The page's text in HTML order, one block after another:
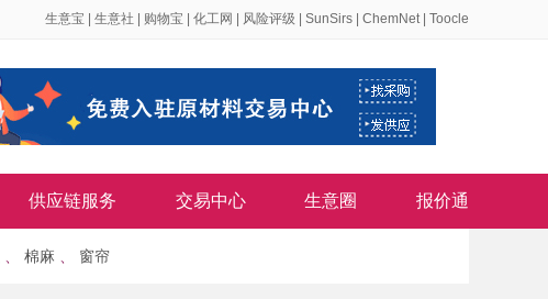
生意宝 生意社 购物宝 化工网 风险评级 SunSirs ChemNet| Toocle
供应链服务 交易中心 生意圈 报价通
棉麻 窗帘